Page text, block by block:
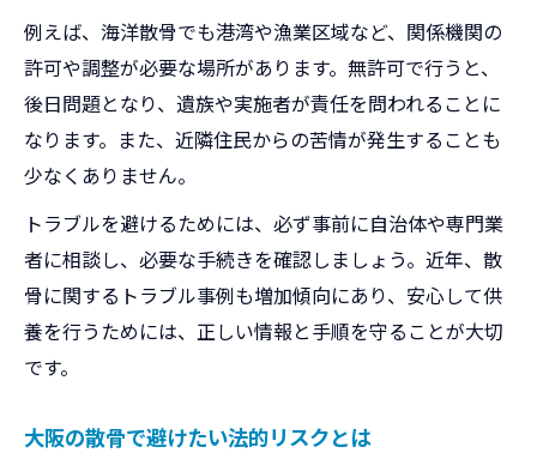
例えば、海洋散骨でも港湾や漁業区域など、関係機関の
許可や調整が必要な場所があります。無許可で行うと、
後日問題となり、遺族や実施者が責任を問われることに
なります。また、近隣住民からの苦情が発生することも
少なくありません。
トラブルを避けるためには、必ず事前に自治体や専門業
者に相談し、必要な手続きを確認しましょう。近年、散
骨に関するトラブル事例も増加傾向にあり、安心して供
養を行うためには、正しい情報と手順を守ることが大切
です。
大阪の散骨で避けたい法的リスクとは